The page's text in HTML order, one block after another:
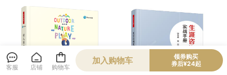
客服 店铺 购物车
加入购物车
领券购买
券后¥24起